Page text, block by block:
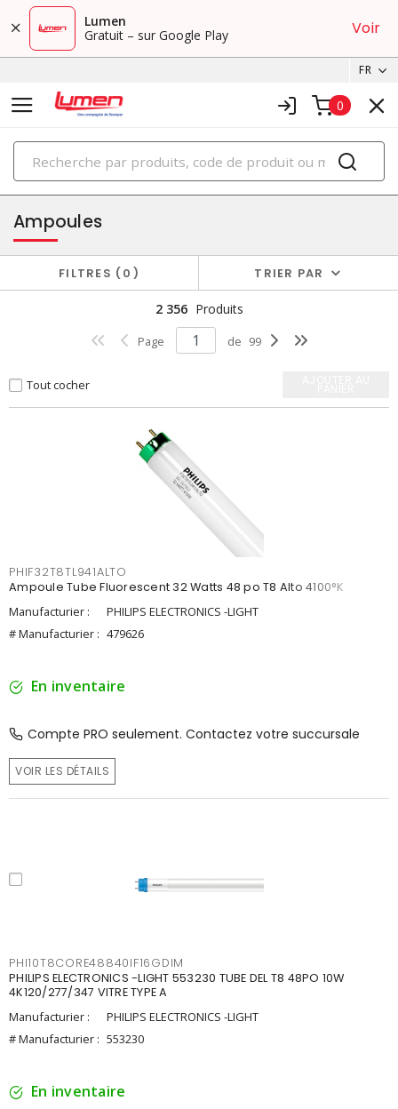
Lumen
Gratuit – sur Google Play
Voir
FR
0
PRODUITS
éclairage
Ampoules
FILTRES 0 TRIER PAR
2 356 Produits
Page de 99
Tout cocher
PHIF32T8TL941ALTO
Ampoule Tube Fluorescent 32 Watts 48 po T8 Alto 4100°K
Manufacturier :
PHILIPS ELECTRONICS -LIGHT
# Manufacturier : 479626
En inventaire
Compte PRO seulement. Contactez votre succursale
VOIR LES DÉTAILS
PHI10T8CORE48840IF16GDIM
PHILIPS ELECTRONICS -LIGHT 553230 TUBE DEL T8 48PO 10W
4K120/277/347 VITRE TYPE A
Manufacturier :
PHILIPS ELECTRONICS -LIGHT
# Manufacturier : 553230
En inventaire